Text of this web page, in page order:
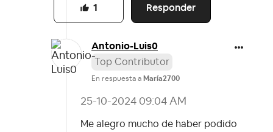
Responder
1
Antonio-Luis0
Top Contributor
En respuesta a María2700
‎25-10-2024 09:04 AM
Me alegro mucho de haber podido